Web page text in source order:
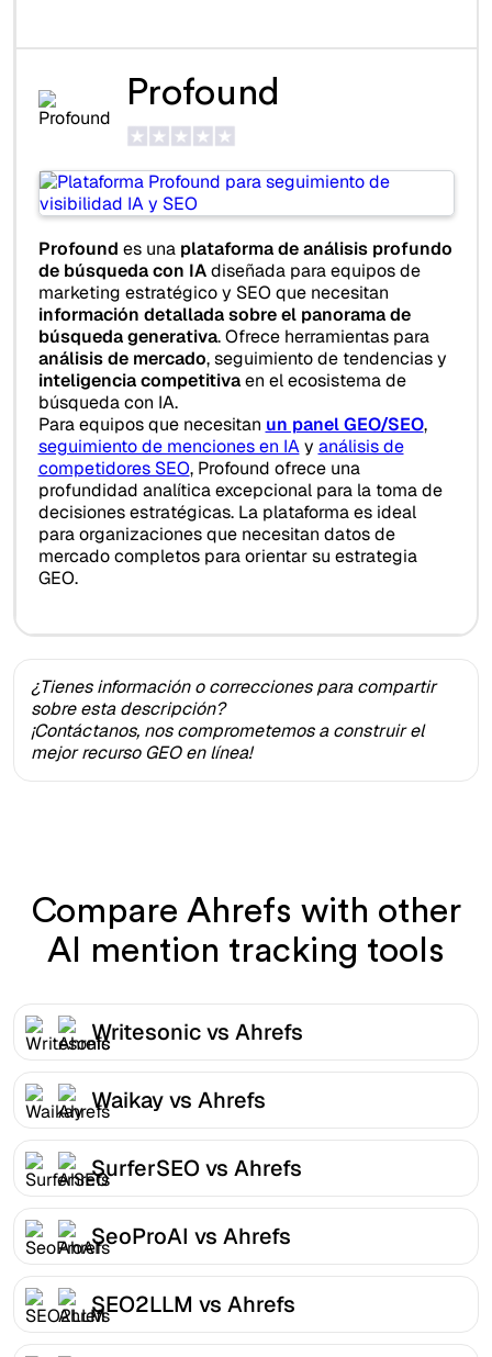
Profound
Profound es una plataforma de análisis profundo
de búsqueda con IAdiseñada para equipos de
marketing estratégico y SEO que necesitan
información detallada sobre el panorama de
búsqueda generativa. Ofrece herramientas para
análisis de mercado, seguimiento de tendencias y
inteligencia competitivaen el ecosistema de
búsqueda con IA.
Para equipos que necesitan un panel GEO/SEO,
seguimiento de menciones en IAy análisis de
competidores SEO, Profound ofrece una
profundidad analítica excepcional para la toma de
decisiones estratégicas. La plataforma es ideal
para organizaciones que necesitan datos de
mercado completos para orientar su estrategia
GEO.
¿Tienes información o correcciones para compartir
sobre esta descripción?
¡Contáctanos, nos comprometemos a construir el
mejor recurso GEO en línea!
Compare Ahrefs with other
AI mention tracking tools
Writesonic vs Ahrefs
Waikay vs Ahrefs
SurferSEO vs Ahrefs
SeoProAI vs Ahrefs
SEO2LLM vs Ahrefs